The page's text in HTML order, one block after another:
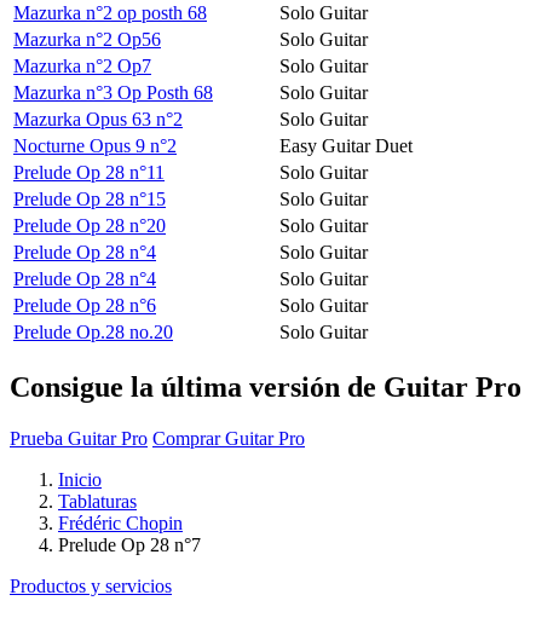
Mazurka n°2 op posth 68
Solo Guitar
Mazurka n°2 Op56
Solo Guitar
Mazurka n°2 Op7
Solo Guitar
Mazurka n°3 Op Posth 68
Solo Guitar
Mazurka Opus 63 n°2
Solo Guitar
Nocturne Opus 9 n°2
Easy Guitar Duet
Prelude Op 28 n°11
Solo Guitar
Prelude Op 28 n°15
Solo Guitar
Prelude Op 28 n°20
Solo Guitar
Prelude Op 28 n°4
Solo Guitar
Prelude Op 28 n°4
Solo Guitar
Prelude Op 28 n°6
Solo Guitar
Prelude Op.28 no.20
Solo Guitar
Consigue la última versión de Guitar Pro
Prueba Guitar Pro Comprar Guitar Pro
Inicio
Tablaturas
Frédéric Chopin
Prelude Op 28 n°7
Productos y servicios